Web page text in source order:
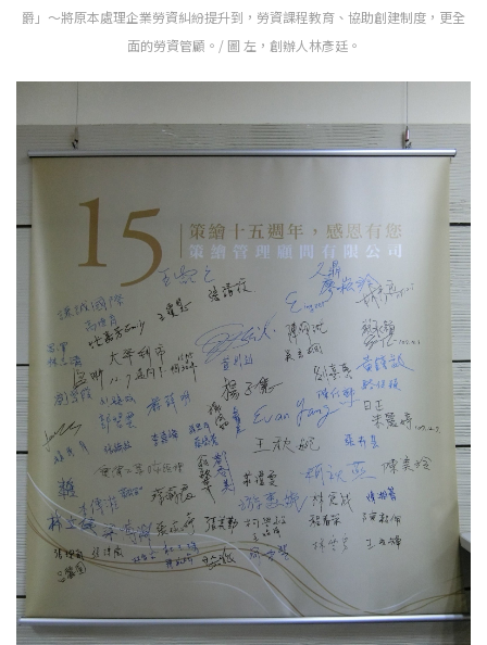
爵」～將原本處理企業勞資糾紛提升到，勞資課程教育、協助創建制度，更全
面的勞資管顧。/ 圖 左，創辦人林彥廷。